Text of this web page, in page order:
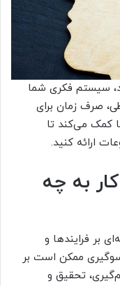
سیستم فکری شما
صرف زمان برای
کمک می‌کند تا
ارائه کنید.
به چه
بر فرایندها و
ممکن است بر
تحقیق و